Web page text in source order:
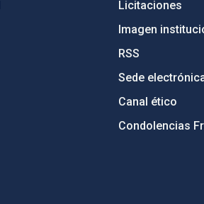
Licitaciones
Imagen
RSS
Sede
Canal ético
Condolencias